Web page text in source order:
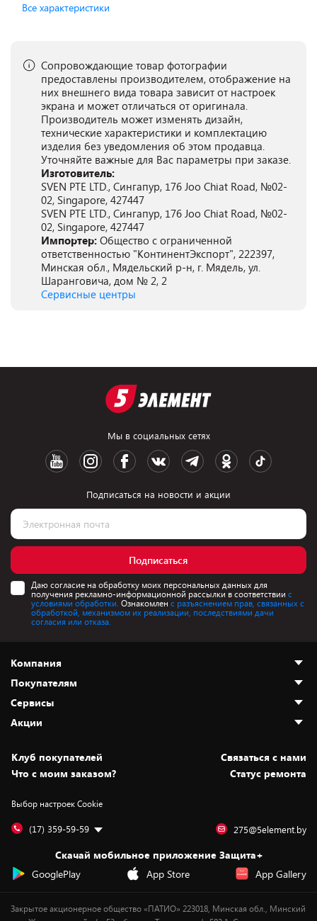
Все характеристики
Сопровождающие товар фотографии
предоставлены производителем, отображение на
них внешнего вида товара зависит от настроек
экрана и может отличаться от оригинала.
Производитель может изменять дизайн,
технические характеристики и комплектацию
изделия без уведомления об этом продавца.
Уточняйте важные для Вас параметры при заказе.
Изготовитель:
SVEN PTE LTD., Сингапур, 176 Joo Chiat Road, №02-
02, Singapore, 427447
SVEN PTE LTD., Сингапур, 176 Joo Chiat Road, №02-
02, Singapore, 427447
Импортер: Общество с ограниченной
ответственностью "КонтинентЭкспорт", 222397,
Минская обл., Мядельский р-н, г. Мядель, ул.
Шаранговича, дом № 2, 2
Сервисные центры
Мы в социальных сетях
Подписаться на новости и акции
Подписаться
Даю согласие на обработку моих персональных данных для
получения рекламно-информационной рассылки в соответствии с
условиями обработки. Ознакомлен с разъяснением прав, связанных с
обработкой, механизмом их реализации, последствиями дачи
согласия или отказа.
Компания
О нас
Адреса магазинов
Новости
Статьи и обзоры
Вакансии
Дай пять добру!
Покупателям
Как сделать заказ
Оплата и доставка
Безналичный расчёт
Обмен и возврат товара
Обработка персональных данных
Подарочные карты
Сервисы
Установка техники
Для игровых консолей
Для мобильных устройств
Для компьютеров
Сервисные центры
Акции
Скидки и промокоды
Белорусские товары
Бонусы
Оплата частями
Новинки
Клуб покупателей
Cвязаться с нами
Что с моим заказом?
Статус ремонта
Выбор настроек Cookie
(17) 359-59-59 275@5element.by
Скачай мобильное приложение Защита+
GooglePlay
App Store App Gallery
Закрытое акционерное общество «ПАТИО» 223018, Минская обл., Минский